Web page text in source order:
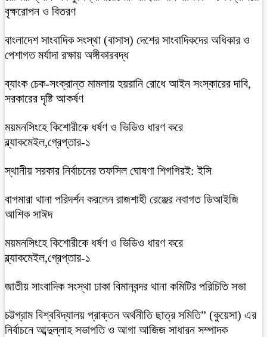
বৃক্ষরোপন ও বিতরণ
বাংলাদেশ সাংবাদিক সংস্থা (বাসাস) দেশের সাংবাদিকদের অধিকার ও
পেশাগত মর্যাদা রক্ষায় অঙ্গীকারবদ্ধ
ব্যাংক চেক-সংক্রান্ত মামলায় হয়রানি রোধে আইন সংস্কারের দাবি,
সরকারের দৃষ্টি আকর্ষণ
ময়মনসিংহে কিশোরীকে ধর্ষণ ও ভিডিও ধারণ করে
ব্ল্যাকমেইল,গ্রেপ্তার-১
স্থানীয় সরকার নির্বাচনের তফসিল ঘোষণা শিগগিরই: ইসি
বাগমারা থানা পরিদর্শন করলেন রাজশাহী রেঞ্জের নবাগত ডিআইজি
আশিক সাঈদ
ময়মনসিংহে কিশোরীকে ধর্ষণ ও ভিডিও ধারণ করে
ব্ল্যাকমেইল,গ্রেপ্তার-১
জাতীয় সাংবাদিক সংস্থা ঢাকা বিমানবন্দর থানা কমিটির পরিচিতি সভা
চট্টগ্রাম বিশ্ববিদ্যালয় প্রাক্তন অর্থনীতি ছাত্র সমিতি” (কুয়েসা) এর
নির্বাচনে আব্দুল্লাহ সভাপতি ও আগা আজিজ সাধারন সম্পাদক